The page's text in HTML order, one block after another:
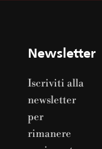
Newsletter
Iscriviti alla
newsletter
per
rimanere